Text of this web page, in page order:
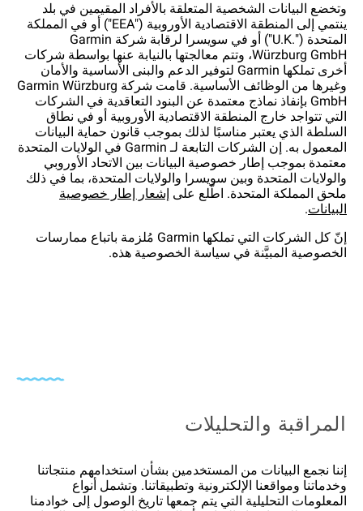
وتخضع البيانات الشخصية المتعلقة بالأفراد المقيمين في بلد
ينتمي إلى المنطقة الاقتصادية الأوروبية ("EEA") أو في المملكة
المتحدة ("U.K.‎") أو في سويسرا لرقابة شركة Garmin
Würzburg GmbH، وتتم معالجتها بالنيابة عنها بواسطة شركات
أخرى تملكها Garmin لتوفير الدعم والبنى الأساسية والأمان
وغيرها من الوظائف الأساسية. قامت شركة Garmin Würzburg
GmbH بإنفاذ نماذج معتمدة عن البنود التعاقدية في الشركات
التي تتواجد خارج المنطقة الاقتصادية الأوروبية أو في نطاق
السلطة الذي يعتبر مناسبًا لذلك بموجب قانون حماية البيانات
المعمول به. إن الشركات التابعة لـ Garmin في الولايات المتحدة
معتمدة بموجب إطار خصوصية البيانات بين الاتحاد الأوروبي
والولايات المتحدة وبين سويسرا والولايات المتحدة، بما في ذلك
ملحق المملكة المتحدة. اطّلع على إشعار إطار خصوصية
البيانات.
إنّ كل الشركات التي تملكها Garmin مُلزمة باتباع ممارسات
الخصوصية المبيَّنة في سياسة الخصوصية هذه.
المراقبة والتحليلات
إننا نجمع البيانات من المستخدمين بشأن استخدامهم منتجاتنا
وخدماتنا ومواقعنا الإلكترونية وتطبيقاتنا. وتشمل أنواع
المعلومات التحليلية التي يتم جمعها تاريخ الوصول إلى خوادمنا